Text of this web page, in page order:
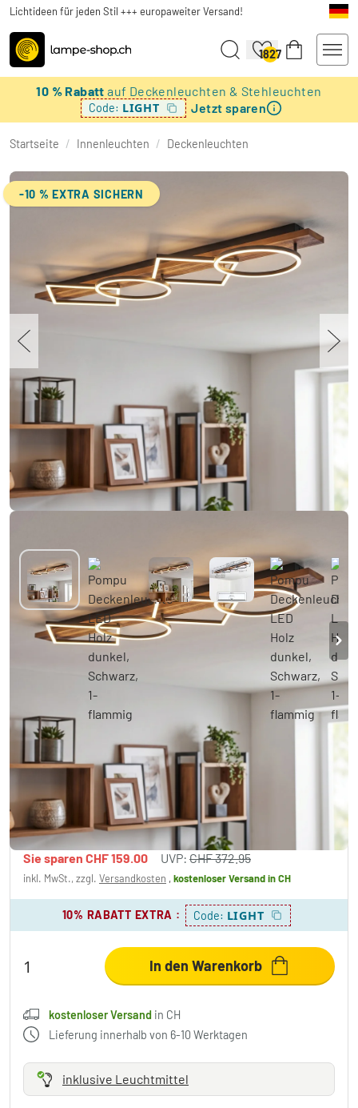
Lichtideen für jeden Stil +++ europaweiter Versand!
1827
10 % Rabattauf Deckenleuchten & Stehleuchten
Code: LIGHT Jetzt sparen
Startseite / Innenleuchten / Deckenleuchten
-10 % EXTRA SICHERN
Pompu Deckenleuchte LED Holz dunkel,
Schwarz, 1-flammig
-42% CHF 213.95
Sie sparen CHF 159.00 UVP: CHF 372.95
inkl. MwSt., zzgl. Versandkosten ,kostenloser Versandin CH
10% RABATT EXTRA : Code: LIGHT
In den Warenkorb
kostenloser Versand in CH
Lieferung innerhalb von 6-10 Werktagen
inklusive Leuchtmittel